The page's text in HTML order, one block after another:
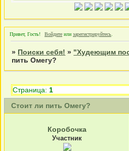
Привет, Гость! Войдите или зарегистрируйтесь
» Поиски себя! » "Худеющим
пить Омегу?
Стоит ли пить Омегу?
Страница: 1
Коробочка
Участник